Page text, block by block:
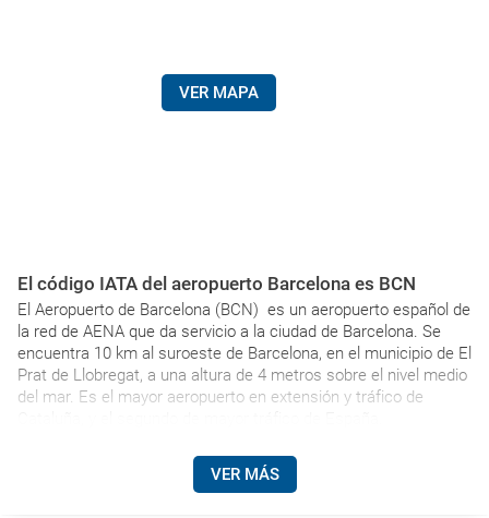
VER MAPA
El código IATA del aeropuerto Barcelona es BCN
El Aeropuerto de Barcelona (BCN) es un aeropuerto español de
la red de AENA que da servicio a la ciudad de Barcelona. Se
encuentra 10 km al suroeste de Barcelona, en el municipio de El
Prat de Llobregat, a una altura de 4 metros sobre el nivel medio
del mar. Es el mayor aeropuerto en extensión y tráfico de
VER MÁS